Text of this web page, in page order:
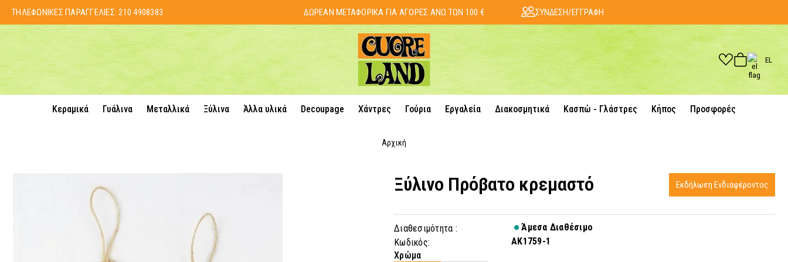
ΤΗΛΕΦΩΝΙΚΕΣ ΠΑΡΑΓΓΕΛΙΕΣ:210 4908383 ΔΩΡΕΑΝ ΜΕΤΑΦΟΡΙΚΑ ΓΙΑ ΑΓΟΡΕΣ ΑΝΩ ΤΩΝ 100 € ΣΥΝΔΕΣΗ/ΕΓΓΡΑΦΗ
EL
Κεραμικά Γυάλινα Μεταλλικά Ξύλινα Άλλα υλικά Decoupage Χάντρες Γούρια Εργαλεία Διακοσμητικά Κασπώ - Γλάστρες Κήπος Προσφορές
Αρχική
Ξύλινο Πρόβατο κρεμαστό
Διαθεσιμότητα :
Άμεσα Διαθέσιμο
Κωδικός:
AK1759-1
Χρώμα
Εκδήλωση Ενδιαφέροντος